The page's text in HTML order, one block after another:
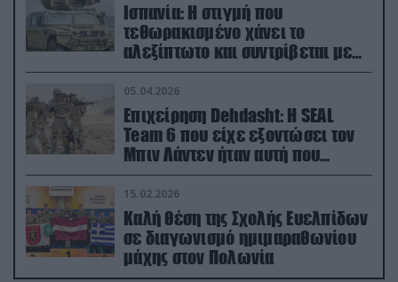
Ισπανία: Η στιγμή που
τεθωρακισμένο χάνει το
αλεξίπτωτο και συντρίβεται με
ορμή στο έδαφος (βίντεο)
05.04.2026
Επιχείρηση Dehdasht: Η SEAL
Team 6 που είχε εξοντώσει τον
Μπιν Λάντεν ήταν αυτή που
διέσωσε τον πιλότο του F-15
15.02.2026
Καλή θέση της Σχολής Ευελπίδων
σε διαγωνισμό ημιμαραθωνίου
μάχης στον Πολωνία